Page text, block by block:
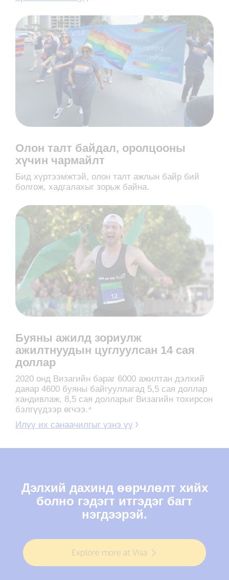
Олон талт байдал, оролцооны
хүчин чармайлт
Бид хүртээмжтэй, олон талт ажлын байр бий
болгож, хадгалахыг зорьж байна.
Буяны ажилд зориулж
ажилтнуудын цуглуулсан 14 сая
доллар
2020 онд Визагийн бараг 6000 ажилтан дэлхий
даяар 4600 буяны байгууллагад 5,5 сая доллар
хандивлаж, 8,5 сая долларыг Визагийн тохирсон
бэлгүүдээр өгчээ.⁴
Илүү их санаачилгыг үзнэ үү
Дэлхий дахинд өөрчлөлт хийх
болно гэдэгт итгэдэг багт
нэгдээрэй.
Explore more at Visa